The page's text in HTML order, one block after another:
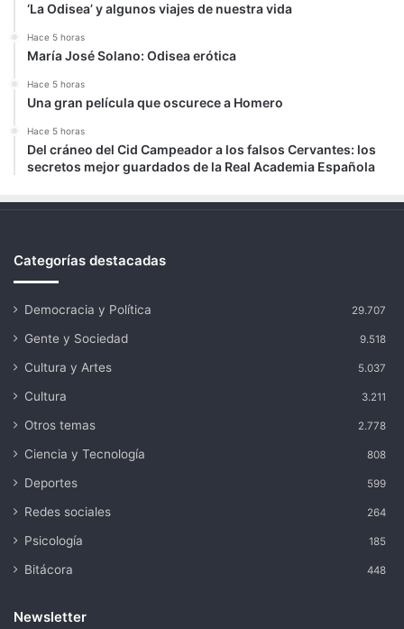
‘La Odisea’ y algunos viajes de nuestra vida
Hace 5 horas
María José Solano: Odisea erótica
Hace 5 horas
Una gran película que oscurece a Homero
Hace 5 horas
Del cráneo del Cid Campeador a los falsos Cervantes: los
secretos mejor guardados de la Real Academia Española
Categorías destacadas
Democracia y Política 29.707
Gente y Sociedad 9.518
Cultura y Artes 5.037
Cultura 3.211
Otros temas 2.778
Ciencia y Tecnología 808
Deportes 599
Redes sociales 264
Psicología 185
Bitácora 448
Newsletter